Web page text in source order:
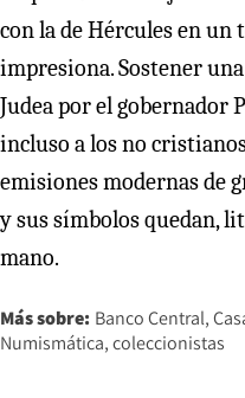
con la de Hércules en un
impresiona. Sostener
Judea por el gobernador
incluso a los no
emisiones modernas de
y sus símbolos quedan,
mano.
Más sobre: Banco Central
Numismática coleccionistas